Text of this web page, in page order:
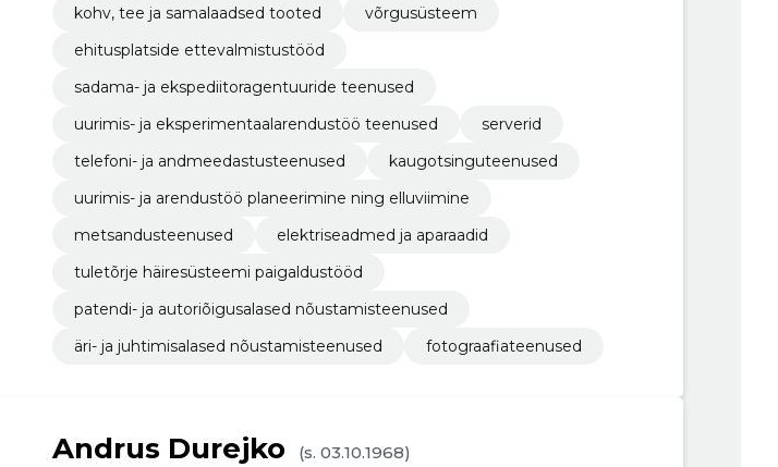
kohv, tee ja samalaadsed tooted
võrgusüsteem
ehitusplatside ettevalmistustööd
sadama- ja ekspediitoragentuuride teenused
uurimis- ja eksperimentaalarendustöö teenused
serverid
telefoni- ja andmeedastusteenused
kaugotsinguteenused
uurimis- ja arendustöö planeerimine ning elluviimine
metsandusteenused
elektriseadmed ja aparaadid
tuletõrje häiresüsteemi paigaldustööd
patendi- ja autoriõigusalased nõustamisteenused
äri- ja juhtimisalased nõustamisteenused
fotograafiateenused
Andrus Durejko
(s. 03.10.1968)